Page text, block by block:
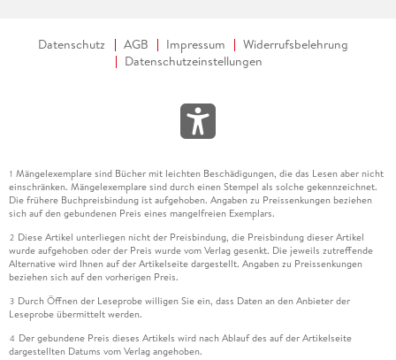
Datenschutz AGB Impressum
Widerrufsbelehrung
Datenschutzeinstellungen
1 Mängelexemplare sind Bücher mit leichten Beschädigungen, die das Lesen aber nicht
einschränken. Mängelexemplare sind durch einen Stempel als solche gekennzeichnet.
Die frühere Buchpreisbindung ist aufgehoben. Angaben zu Preissenkungen beziehen
sich auf den gebundenen Preis eines mangelfreien Exemplars.
2 Diese Artikel unterliegen nicht der Preisbindung, die Preisbindung dieser Artikel
wurde aufgehoben oder der Preis wurde vom Verlag gesenkt. Die jeweils zutreffende
Alternative wird Ihnen auf der Artikelseite dargestellt. Angaben zu Preissenkungen
beziehen sich auf den vorherigen Preis.
3 Durch Öffnen der Leseprobe willigen Sie ein, dass Daten an den Anbieter der
Leseprobe übermittelt werden.
4 Der gebundene Preis dieses Artikels wird nach Ablauf des auf der Artikelseite
dargestellten Datums vom Verlag angehoben.